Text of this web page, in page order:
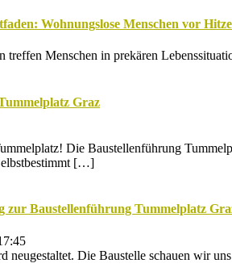
Wohnungslose Menschen vor
treffen Menschen in prekären
Graz
Die Baustellenführung
[…]
zur Baustellenführung Tummelplatz
neugestaltet. Die Baustelle schauen wir